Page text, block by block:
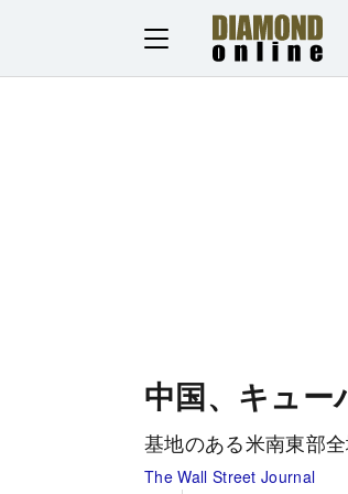
中国、キュー
基地のある米南東部
The Wall Street Journal